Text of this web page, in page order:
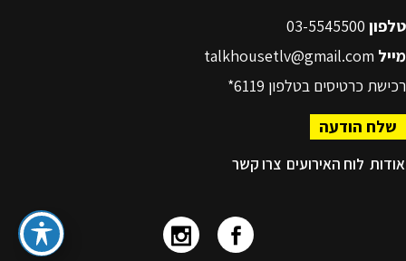
טלפון
מייל talkhousetlv@gmail.com
רכישת כרטיסים בטלפון 6119*
שלח הודעה
אודות לוח האירועים צרו קשר